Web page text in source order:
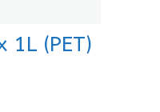
1L (PET)